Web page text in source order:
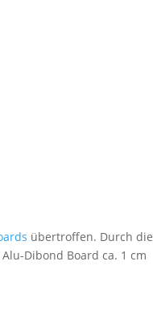
übertroffen. Durch die
Dibond Board ca. 1 cm